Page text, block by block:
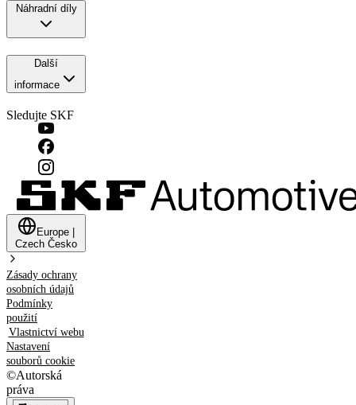
Náhradní díly
Další
informace
Sledujte SKF
Europe
Czech Česko
Zásady ochrany
osobních údajů
Podmínky
použití
Vlastnictví webu
Nastavení
souborů cookie
©Autorská
práva